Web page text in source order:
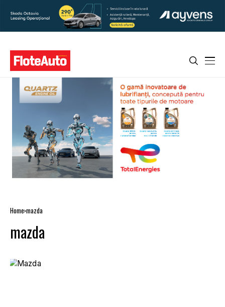
Home mazda
mazda